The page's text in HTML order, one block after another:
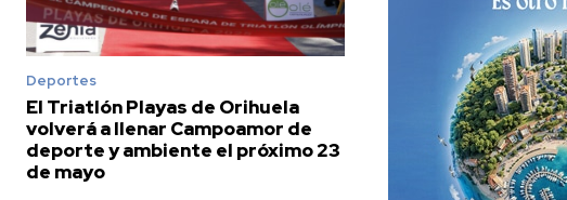
Deportes
El Triatlón Playas de Orihuela
volverá a llenar Campoamor de
deporte y ambiente el próximo 23
de mayo